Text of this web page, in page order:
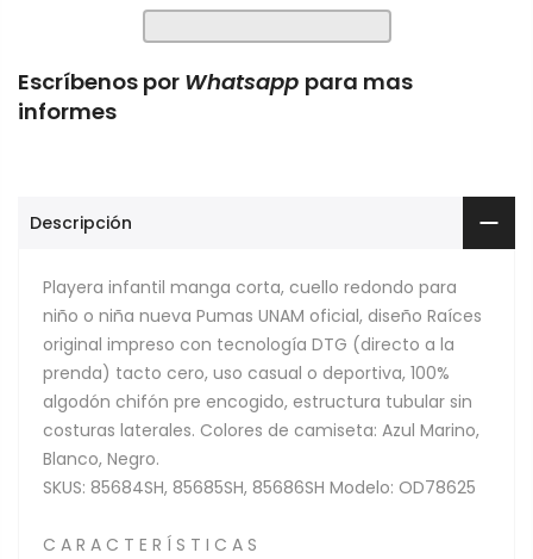
Escríbenos por Whatsapp para mas
informes
Descripción
Playera infantil manga corta, cuello redondo para
niño o niña nueva Pumas UNAM oficial, diseño Raíces
original impreso con tecnología DTG (directo a la
prenda) tacto cero, uso casual o deportiva, 100%
algodón chifón pre encogido, estructura tubular sin
costuras laterales. Colores de camiseta: Azul Marino,
Blanco, Negro.
SKUS: 85684SH, 85685SH, 85686SH Modelo: OD78625
C A R A C T E R Í S T I C A S